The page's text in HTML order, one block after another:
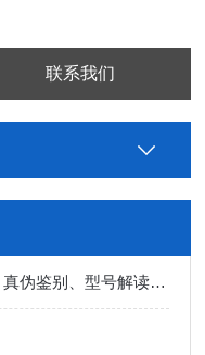
联系我们
如何辨别正品西门子PLC模块：真伪鉴别、型号解读与采购注意事项